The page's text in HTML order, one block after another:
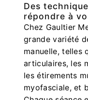
Des
répondre à
Chez Gaultier
grande variété
manuelle, telles
articulaires, les
les étirements
myofasciale, et